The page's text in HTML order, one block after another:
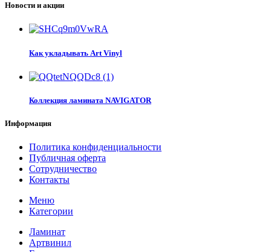
Новости и акции
Как укладывать Art Vinyl
Коллекция ламината NAVIGATOR
Информация
Политика конфиденциальности
Публичная оферта
Сотрудничество
Контакты
Меню
Категории
Ламинат
Артвинил